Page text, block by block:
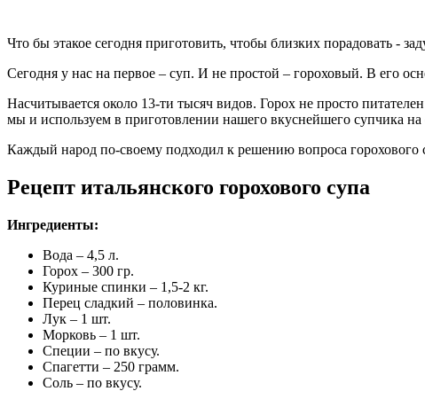
Что бы этакое сегодня приготовить, чтобы близких порадовать -
Сегодня у нас на первое – суп. И не простой – гороховый. В его
Насчитывается около 13-ти тысяч видов. Горох не просто
мы и используем в приготовлении нашего вкуснейшего супчика
Каждый народ по-своему подходил к решению вопроса горохового
Рецепт итальянского горохового супа
Ингредиенты:
Вода – 4,5 л.
Горох – 300 гр.
Куриные спинки – 1,5-2 кг.
Перец сладкий – половинка.
Лук – 1 шт.
Морковь – 1 шт.
Специи – по вкусу.
Спагетти – 250 грамм.
Соль – по вкусу.